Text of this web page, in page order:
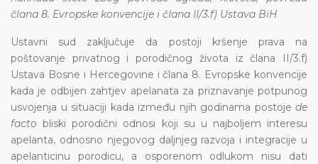
člana 8. Evropske konvencije i člana II/3.f) Ustava BiH
Ustavni sud zaključuje da postoji kršenje prava na
poštovanje privatnog i porodičnog života iz člana II/3.f)
Ustava Bosne i Hercegovine i člana 8. Evropske konvencije
kada je odbijen zahtjev apelanata za priznavanje potpunog
usvojenja u situaciji kada između njih godinama postoje de
facto bliski porodični odnosi koji su u najboljem interesu
apelanta, odnosno njegovog daljnjeg razvoja i integracije u
apelanticinu porodicu, a osporenom odlukom nisu dati